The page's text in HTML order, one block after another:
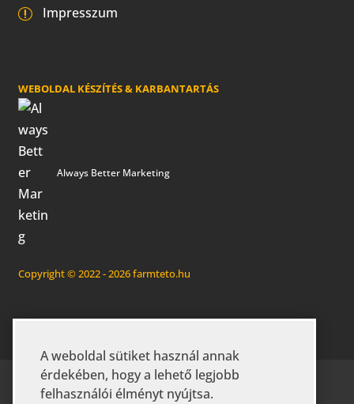
A weboldal sütiket használ annak
érdekében, hogy a lehető legjobb
felhasználói élményt nyújtsa.
Impresszum
WEBOLDAL KÉSZÍTÉS & KARBANTARTÁS
Always Better Marketing
Copyright © 2022 - 2026 farmteto.hu
KEZDŐLAP RÓLUNK
GYIK